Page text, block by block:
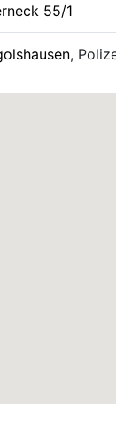
55/1
,